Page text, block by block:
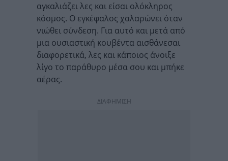
αγκαλιάζει λες και είσαι ολόκληρος
κόσμος. Ο εγκέφαλος χαλαρώνει όταν
νιώθει σύνδεση. Για αυτό και μετά από
μια ουσιαστική κουβέντα αισθάνεσαι
διαφορετικά, λες και κάποιος άνοιξε
λίγο το παράθυρο μέσα σου και μπήκε
αέρας.
ΔΙΑΦΗΜΙΣΗ